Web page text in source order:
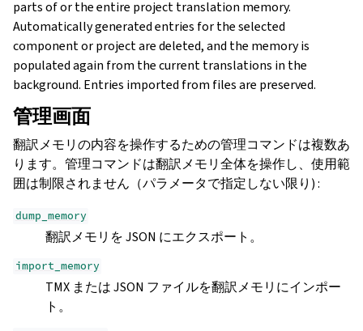
parts of or the entire project translation memory.
Automatically generated entries for the selected
component or project are deleted, and the memory is
populated again from the current translations in the
background. Entries imported from files are preserved.
管理画面
翻訳メモリの内容を操作するための管理コマンドは複数あ
ります。管理コマンドは翻訳メモリ全体を操作し、使用範
囲は制限されません（パラメータで指定しない限り) :
dump_memory
翻訳メモリを JSON にエクスポート。
import_memory
TMX または JSON ファイルを翻訳メモリにインポー
ト。